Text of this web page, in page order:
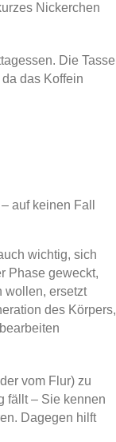
Nickerchen
Die Tasse
das Koffein
auf keinen Fall
wichtig, sich
Phase geweckt,
wollen, ersetzt
des Körpers,
vom Flur) zu
fällt – Sie kennen
Dagegen hilft